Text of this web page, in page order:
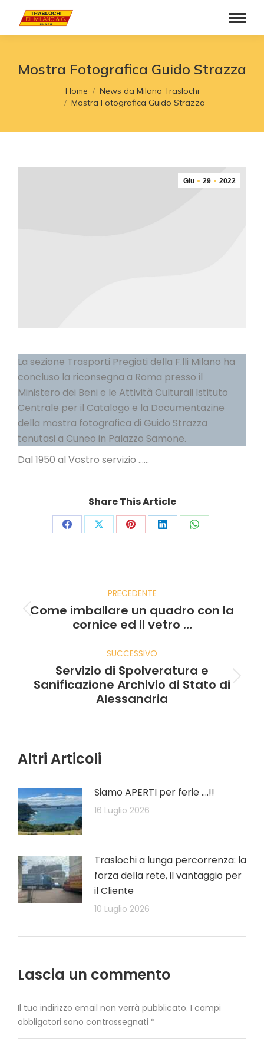
Mostra Fotografica Guido Strazza
Home
News da Milano Traslochi
Mostra Fotografica Guido Strazza
Giu 29 2022
La sezione Trasporti Pregiati della F.lli Milano ha
concluso la riconsegna a Roma presso il
Ministero dei Beni e le Attività Culturali Istituto
Centrale per il Catalogo e la Documentazine
della mostra fotografica di Guido Strazza
tenutasi a Cuneo in Palazzo Samone.
Dal 1950 al Vostro servizio ……
Share This Article
PRECEDENTE
Come imballare un quadro con la
cornice ed il vetro …
SUCCESSIVO
Servizio di Spolveratura e
Sanificazione Archivio di Stato di
Alessandria
Altri Articoli
Siamo APERTI per ferie ….!!
16 Luglio 2026
Traslochi a lunga percorrenza: la
forza della rete, il vantaggio per
il Cliente
10 Luglio 2026
Lascia un commento
Il tuo indirizzo email non verrà pubblicato. I campi
obbligatori sono contrassegnati *